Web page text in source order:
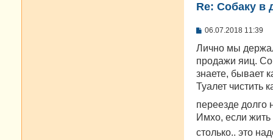
Re: Собаку в
С
о
щ
е
и
06.07.2018 11:39
Лично мы
продажи яиц.
знаете, бывает
Туалет чистить
переезде долго
Имхо, если жить
столько.. это